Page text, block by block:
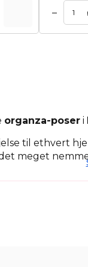
–
organza-poser i
til ethvert
meget
forskellige
skal blot